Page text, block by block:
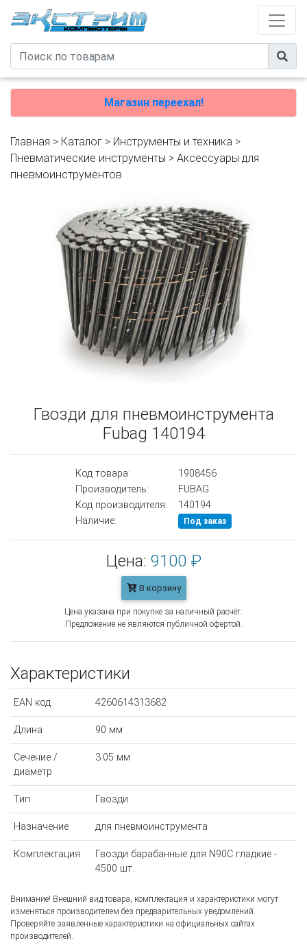
Магазин переехал!
Главная > Каталог > Инструменты и техника >
Пневматические инструменты > Аксессуары для
пневмоинструментов
Гвозди для пневмоинструмента
Fubag 140194
Код товара:
1908456
Производитель:
FUBAG
Код производителя:
140194
Наличие:
Под заказ
Цена: 9100 ₽
В корзину
Цена указана при покупке за наличный расчёт.
Предложение не являются публичной офертой.
Характеристики
EAN код 4260614313682
Длина 90 мм
Сечение /
диаметр
3.05 мм
Тип Гвозди
Назначение для пневмоинструмента
Комплектация
Гвозди барабанные для N90C гладкие -
4500 шт.
Внимание! Внешний вид товара, комплектация и характеристики могут
изменяться производителем без предварительных уведомлений.
Проверяйте заявленные характеристики на официальных сайтах
производителей.